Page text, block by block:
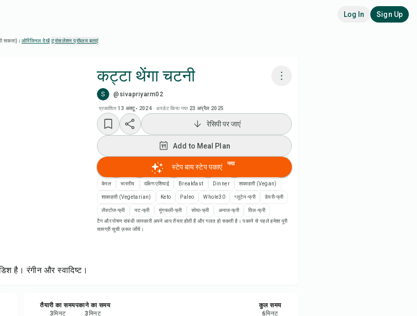
Log In Sign Up
सकता)। ओरिजिनल देखें·ट्रांसलेशन प्रॉब्लम बताएं
कट्टा थेंगा चटनी
S @sivapriyarm02
प्रकाशित 13 अक्टू॰ 2024 ·अपडेट किया गया 23 अप्रैल 2025
Add to Meal Plan
Add to Shopping List
रेसिपी नोट्स
रेसिपी प्रिंट करें
रेसिपी पर जाएं
Add to Meal Plan
स्टेप बाय स्टेप पकाएं नया
केरल भारतीय दक्षिण एशियाई Breakfast Dinner शाकाहारी (Vegan)
शाकाहारी (Vegetarian) Keto Paleo Whole30 ग्लूटेन-फ्री डेयरी-फ्री
लैक्टोज-फ्री नट-फ्री मूंगफली-फ्री सोया-फ्री अनाज-फ्री
तिल-फ्री
टैग और पोषण संबंधी जानकारी अपने आप तैयार होती है और गलत हो सकती है। पकाने से पहले हमेशा पूरी
सामग्री सूची ज़रूर जाँचें।
है। रंगीन और स्वादिष्ट।
तैयारी का समय
3मिनट
पकाने का समय
3मिनट
कुल समय
6मिनट